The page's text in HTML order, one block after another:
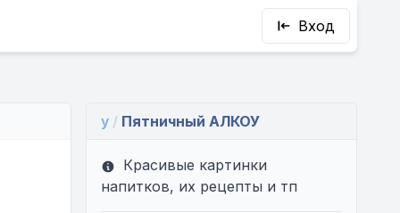
Вход
y / Пятничный АЛКОУ
Красивые картинки
напитков, их рецепты и тп